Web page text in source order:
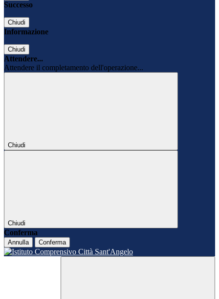
Successo
Chiudi
Informazione
Chiudi
Attendere...
Attendere il completamento dell'operazione...
Chiudi
Chiudi
Conferma
Annulla Conferma